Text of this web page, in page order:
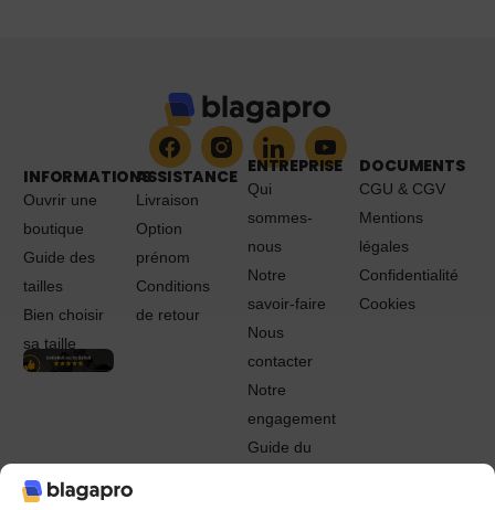
INFORMATIONS
Ouvrir une
boutique
Guide des
tailles
Bien choisir
sa taille
ASSISTANCE
Livraison
Option
prénom
Conditions
de retour
ENTREPRISE
Qui
sommes-
nous
Notre
savoir-faire
Nous
contacter
Notre
engagement
Guide du
DOCUMENTS
CGU & CGV
Mentions
légales
Confidentialité
Cookies
© 2022 - 2024 Blagapro. Tous droits réservés. Textiles